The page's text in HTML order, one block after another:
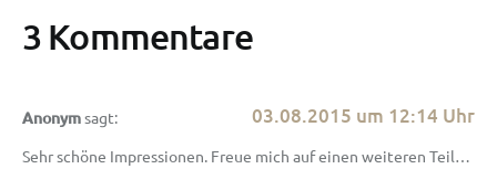
3 Kommentare
Anonymsagt: 03.08.2015 um 12:14 Uhr
Sehr schöne Impressionen. Freue mich auf einen weiteren Teil…